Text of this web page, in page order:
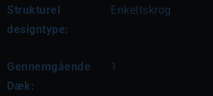
Strukturel
designtype:
Enkeltskrog
Gennemgående
Dæk:
1